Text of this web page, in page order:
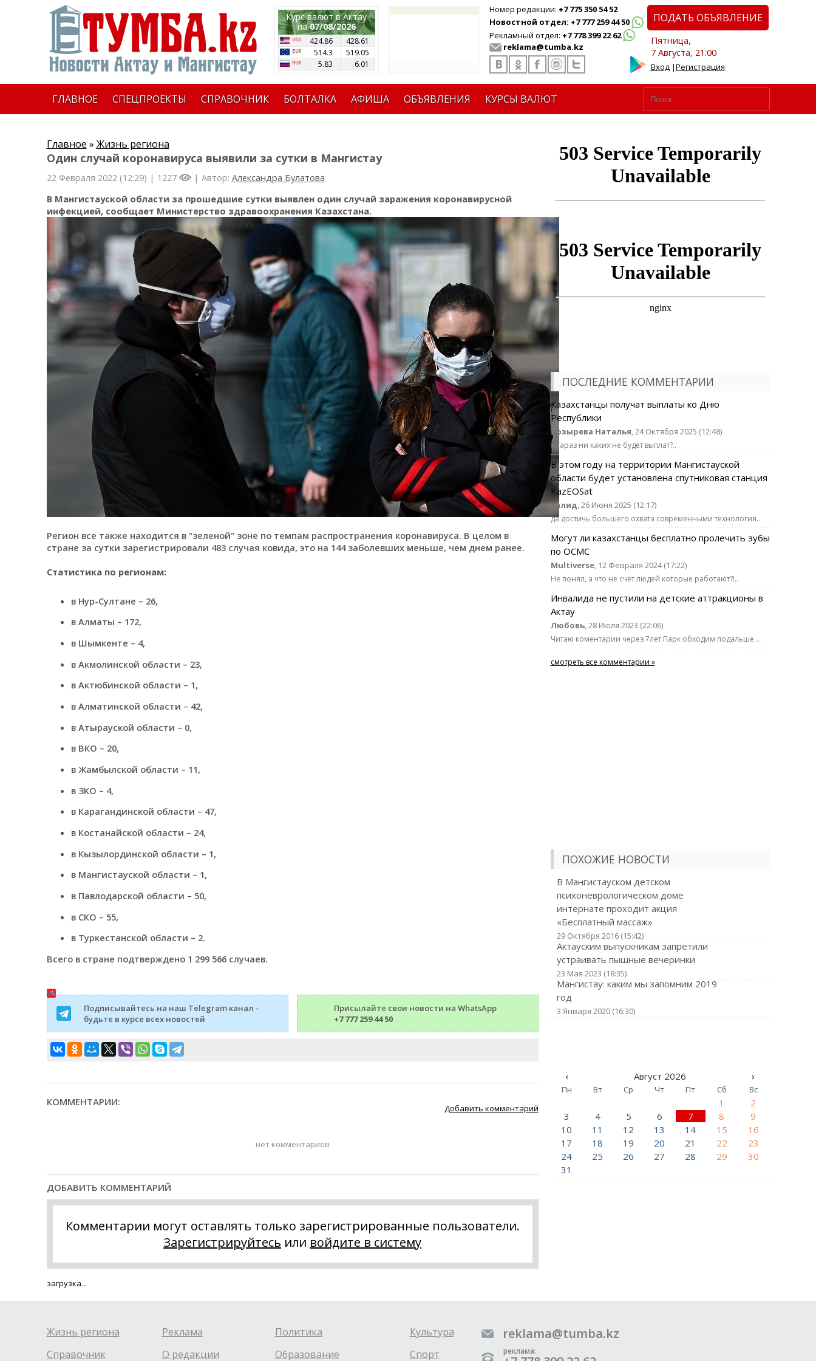
Курс валют в Актау
на07/08/2026
424.86
428.61
514.3
519.05
5.83
6.01
Номер редакции: +7 775 350 54 52
Новостной отдел: +7 777 259 44 50
Рекламный отдел: +7 778 399 22 62
reklama@tumba.kz
ПОДАТЬ ОБЪЯВЛЕНИЕ
Пятница,
7 Августа, 21:00
Вход|Регистрация
ГЛАВНОЕ СПЕЦПРОЕКТЫ СПРАВОЧНИК БОЛТАЛКА АФИША ОБЪЯВЛЕНИЯ КУРСЫ ВАЛЮТ
Главное » Жизнь региона
Один случай коронавируса выявили за сутки в Мангистау
22 Февраля 2022 (12:29) | 1227 | Автор: Александра Булатова
В Мангистауской области за прошедшие сутки выявлен один случай заражения коронавирусной
инфекцией, сообщает Министерство здравоохранения Казахстана.
Регион все также находится в "зеленой" зоне по темпам распространения коронавируса. В целом в
стране за сутки зарегистрировали 483 случая ковида, это на 144 заболевших меньше, чем днем ранее.
Статистика по регионам:
в Нур-Султане – 26,
в Алматы – 172,
в Шымкенте – 4,
в Акмолинской области – 23,
в Актюбинской области – 1,
в Алматинской области – 42,
в Атырауской области – 0,
в ВКО – 20,
в Жамбылской области – 11,
в ЗКО – 4,
в Карагандинской области – 47,
в Костанайской области – 24,
в Кызылординской области – 1,
в Мангистауской области – 1,
в Павлодарской области – 50,
в СКО – 55,
в Туркестанской области – 2.
Всего в стране подтверждено 1 299 566 случаев.
Подписывайтесь на наш Telegram канал -
будьте в курсе всех новостей
Присылайте свои новости на WhatsApp
+7 777 259 44 50
КОММЕНТАРИИ:
Добавить комментарий
нет комментариев
ДОБАВИТЬ КОММЕНТАРИЙ
Комментарии могут оставлять только зарегистрированные пользователи.
Зарегистрируйтесь или войдите в систему
загрузка...
ПОСЛЕДНИЕ КОММЕНТАРИИ
Казахстанцы получат выплаты ко Дню
Республики
Козырева Наталья, 24 Октября 2025 (12:48)
г.Тараз ни каких не будет выплат?..
В этом году на территории Мангистауской
области будет установлена спутниковая станция
KazEOSat
халид, 26 Июня 2025 (12:17)
да достичь большего охвата современными технология..
Могут ли казахстанцы бесплатно пролечить зубы
по ОСМС
Multiverse, 12 Февраля 2024 (17:22)
Не понял, а что не счёт людей которые работают?!..
Инвалида не пустили на детские аттракционы в
Актау
Любовь, 28 Июля 2023 (22:06)
Читаю коментарии через 7лет.Парк обходим подальше ..
смотреть все комментарии »
ПОХОЖИЕ НОВОСТИ
В Мангистауском детском
психоневрологическом доме
интернате проходит акция
«Бесплатный массаж»
29 Октября 2016 (15:42)
Актауским выпускникам запретили
устраивать пышные вечеринки
23 Мая 2023 (18:35)
Мангистау: каким мы запомним 2019
год
3 Января 2020 (16:30)
‹ Август 2026 ›
Пн Вт Ср Чт Пт Сб Вс
1
2
3
4 5 6 7 8
9
10
11 12 13 14 15
16
17
18 19 20 21 22
23
24
25 26 27 28 29
30
31
Жизнь региона
Справочник
Реклама
О редакции
Политика
Образование
Культура
Спорт
reklama@tumba.kz
реклама: